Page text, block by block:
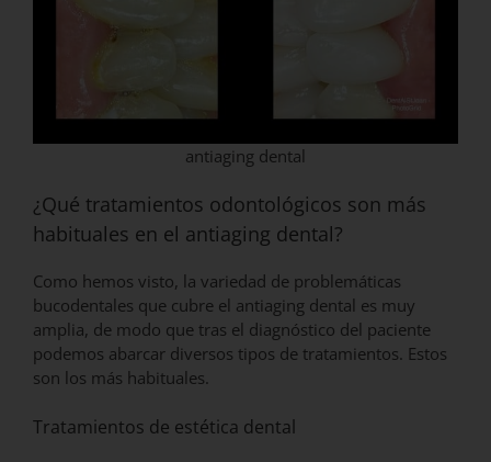
antiaging dental
¿Qué tratamientos odontológicos son más
habituales en el antiaging dental?
Como hemos visto, la variedad de problemáticas
bucodentales que cubre el antiaging dental es muy
amplia, de modo que tras el diagnóstico del paciente
podemos abarcar diversos tipos de tratamientos. Estos
son los más habituales.
Tratamientos de estética dental